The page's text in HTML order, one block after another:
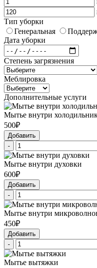
Тип уборки
Генеральная
Дата уборки
Степень загрязнения
Меблировка
Дополнительные услуги
Мытье внутри
500₽
Добавить
-
Мытье внутри духовки
600₽
Добавить
-
Мытье внутри
450₽
Добавить
-
Мытье вытяжки